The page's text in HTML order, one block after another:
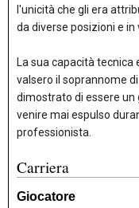
l'unicità che gli era
da diverse posizioni e in
La sua capacità tecnica
valsero il soprannome di
dimostrato di essere
venire mai espulso
professionista.
Carriera
Giocatore